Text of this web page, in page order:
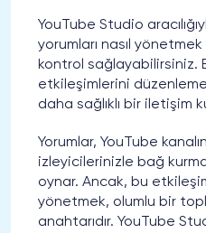
YouTube Studio
yorumları nasıl
kontrol sağlayabilirsiniz.
etkileşimlerini
daha sağlıklı bir iletişim
Yorumlar, YouTube
izleyicilerinizle bağ
oynar. Ancak, bu
yönetmek, olumlu bir
anahtarıdır. YouTube